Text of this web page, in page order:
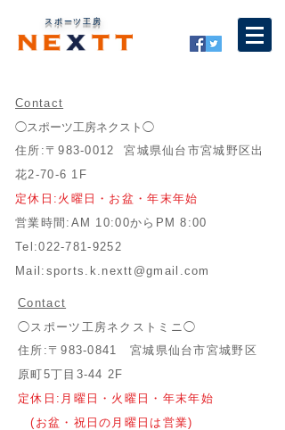
スポーツ工房
Contact
◯スポーツ工房ネクスト◯
住所:〒983-0012 宮城県仙台市宮城野区出
花2-70-6 1F
定休日:火曜日・お盆・年末年始
営業時間:AM 10:00からPM 8:00
Tel:022-781-9252
Mail: sports.k.nextt@gmail.com
Contact
◯スポーツ工房ネクストミニ◯
住所:〒983-0841 宮城県仙台市宮城野区
原町5丁目3-44 2F
定休日:月曜日・火曜日・年末年始
(お盆・祝日の月曜日は営業)